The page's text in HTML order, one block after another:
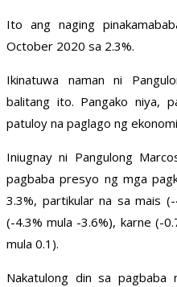
Ito ang naging
October 2020 sa 2.3%.
Ikinatuwa naman ni
balitang ito. Pangako niya,
patuloy na paglago ng
Iniugnay ni Pangulong
pagbaba presyo ng mga
3.3%, partikular na sa mais
(-4.3% mula -3.6%), karne (-
mula 0.1).
Nakatulong din sa